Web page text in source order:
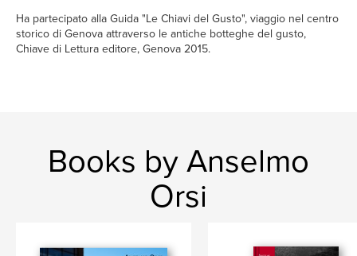
Ha partecipato alla Guida "Le Chiavi del Gusto", viaggio nel centro
storico di Genova attraverso le antiche botteghe del gusto,
Chiave di Lettura editore, Genova 2015.
Books by Anselmo
Orsi